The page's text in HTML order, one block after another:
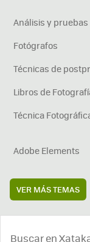
Análisis y pruebas
Fotógrafos
Técnicas de
Libros de
Técnica
Adobe Elements
VER MÁS TEMAS